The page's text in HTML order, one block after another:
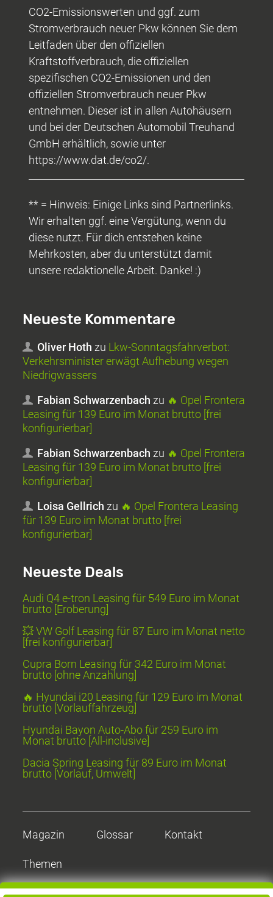
CO2-Emissionswerten und ggf. zum
Stromverbrauch neuer Pkw können Sie dem
Leitfaden über den offiziellen
Kraftstoffverbrauch, die offiziellen
spezifischen CO2-Emissionen und den
offiziellen Stromverbrauch neuer Pkw
entnehmen. Dieser ist in allen Autohäusern
und bei der Deutschen Automobil Treuhand
GmbH erhältlich, sowie unter
https://www.dat.de/co2/.
** = Hinweis: Einige Links sind Partnerlinks.
Wir erhalten ggf. eine Vergütung, wenn du
diese nutzt. Für dich entstehen keine
Mehrkosten, aber du unterstützt damit
unsere redaktionelle Arbeit. Danke! :)
Neueste Kommentare
Oliver Hoth zu Lkw-Sonntagsfahrverbot:
Verkehrsminister erwägt Aufhebung wegen
Niedrigwassers
Fabian Schwarzenbach zu 🔥 Opel Frontera
Leasing für 139 Euro im Monat brutto [frei
konfigurierbar]
Fabian Schwarzenbach zu 🔥 Opel Frontera
Leasing für 139 Euro im Monat brutto [frei
konfigurierbar]
Loisa Gellrich zu 🔥 Opel Frontera Leasing
für 139 Euro im Monat brutto [frei
konfigurierbar]
Neueste Deals
Audi Q4 e-tron Leasing für 549 Euro im Monat
brutto [Eroberung]
💥 VW Golf Leasing für 87 Euro im Monat netto
[frei konfigurierbar]
Cupra Born Leasing für 342 Euro im Monat
brutto [ohne Anzahlung]
🔥 Hyundai i20 Leasing für 129 Euro im Monat
brutto [Vorlauffahrzeug]
Hyundai Bayon Auto-Abo für 259 Euro im
Monat brutto [All-inclusive]
Dacia Spring Leasing für 89 Euro im Monat
brutto [Vorlauf, Umwelt]
Magazin Glossar Kontakt
Themen